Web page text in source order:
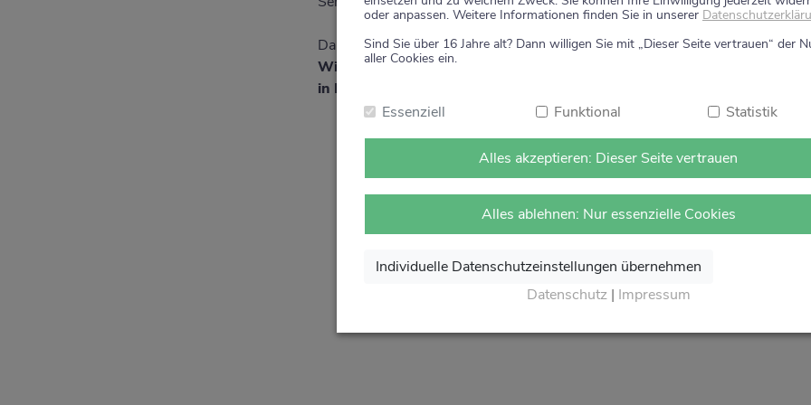
Danke für Ihr Vertrauen.
Wir sagen von Herzen Auf Wiedersehen und freuen uns auf Ihren
in Ihrer Apotheke
oder anpassen. Weitere Informationen finden Sie in unserer
Sind Sie über 16 Jahre alt? Dann willigen Sie mit „Dieser Seite vertrauen“ der
aller Cookies ein.
Essenziell Funktional Statistik
Alles akzeptieren: Dieser Seite vertrauen
Alles ablehnen: Nur essenzielle Cookies
Individuelle Datenschutzeinstellungen übernehmen
Datenschutz| Impressum